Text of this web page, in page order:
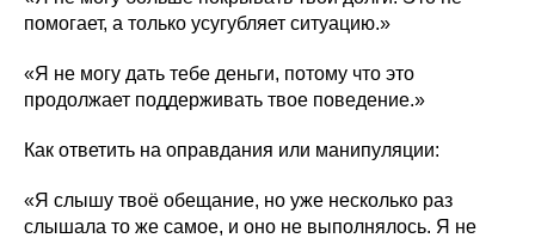
помогает, а только усугубляет ситуацию.»
«Я не могу дать тебе деньги, потому что это
продолжает поддерживать твое поведение.»
Как ответить на оправдания или манипуляции:
«Я слышу твоё обещание, но уже несколько раз
слышала то же самое, и оно не выполнялось. Я не